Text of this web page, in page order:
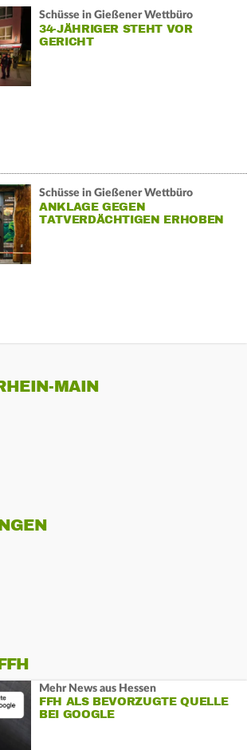
Schüsse in Gießener Wettbüro
34-JÄHRIGER STEHT VOR
GERICHT
Schüsse in Gießener Wettbüro
ANKLAGE GEGEN
TATVERDÄCHTIGEN ERHOBEN
MAIN
Mehr News aus Hessen
FFH ALS BEVORZUGTE QUELLE
BEI GOOGLE